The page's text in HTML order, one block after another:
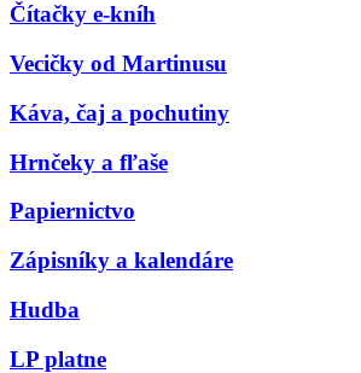
Čítačky e-kníh
Vecičky od Martinusu
Káva, čaj a pochutiny
Hrnčeky a fľaše
Papiernictvo
Zápisníky a kalendáre
Hudba
LP platne